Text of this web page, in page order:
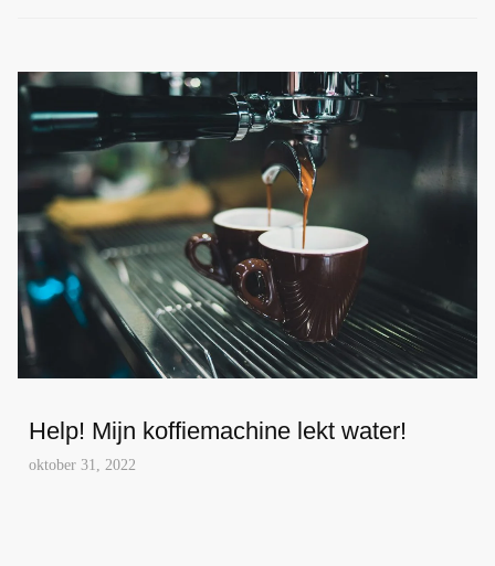
Help! Mijn koffiemachine lekt water!
oktober 31, 2022